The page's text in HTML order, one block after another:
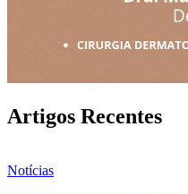
Artigos Recentes
Notícias